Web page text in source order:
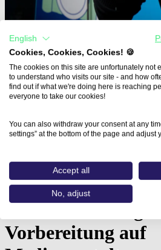
Home
Aus- und Weiterbildungen
Vorbereitung auf
Mediengestalter-
Schwerpunkte:
Office-Grundlagen,
Vorbereitung auf
English
Cookies, Cookies, Cookies! 🍪
The cookies on this site are unfortunately not
to understand who visits our site - and how
find out if what we're doing here is reaching
everyone to take our cookies!
You can also withdraw your consent at any
settings” at the bottom of the page and adjust
Accept all
No, adjust